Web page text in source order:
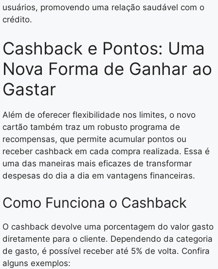
usuários, promovendo uma relação saudável com o
crédito.
Cashback e Pontos: Uma
Nova Forma de Ganhar ao
Gastar
Além de oferecer flexibilidade nos limites, o novo
cartão também traz um robusto programa de
recompensas, que permite acumular pontos ou
receber cashback em cada compra realizada. Essa é
uma das maneiras mais eficazes de transformar
despesas do dia a dia em vantagens financeiras.
Como Funciona o Cashback
O cashback devolve uma porcentagem do valor gasto
diretamente para o cliente. Dependendo da categoria
de gasto, é possível receber até 5% de volta. Confira
alguns exemplos: